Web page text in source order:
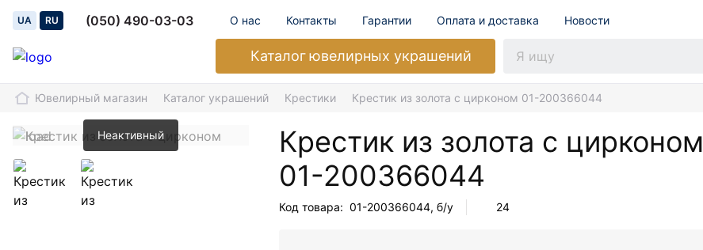
UA RU (050) 490-03-03 О нас Контакты Гарантии Оплата и доставка Новости
Каталогювелирных украшений
Ювелирный магазин Каталог украшений Крестики Крестик из золота с цирконом 01-200366044
Неактивный
Крестик из золота с цирконом
01-200366044
Код товара: 01-200366044, б/у 24